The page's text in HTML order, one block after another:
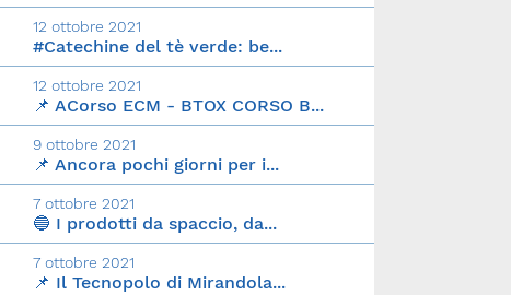
12 ottobre 2021
#Catechine del tè verde: be...
12 ottobre 2021
📌 ACorso ECM - BTOX CORSO B...
9 ottobre 2021
📌 Ancora pochi giorni per i...
7 ottobre 2021
🔵 I prodotti da spaccio, da...
7 ottobre 2021
📌 Il Tecnopolo di Mirandola...